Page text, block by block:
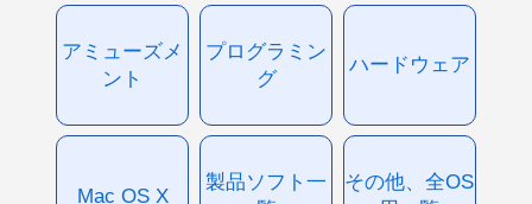
アミューズメ
ント
プログラミン
グ
ハードウェア
Mac OS X
製品ソフト一
その他、全OS